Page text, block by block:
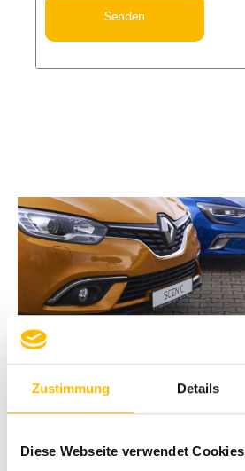
Zustimmung Details
Diese Webseite verwendet Cookies
Senden